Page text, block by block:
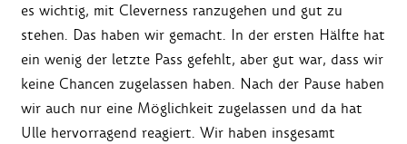
es wichtig, mit Cleverness ranzugehen und gut zu
stehen. Das haben wir gemacht. In der ersten Hälfte hat
ein wenig der letzte Pass gefehlt, aber gut war, dass wir
keine Chancen zugelassen haben. Nach der Pause haben
wir auch nur eine Möglichkeit zugelassen und da hat
Ulle hervorragend reagiert. Wir haben insgesamt